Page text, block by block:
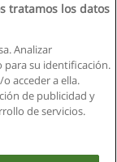
95610580: -
tratamos los datos
Analizar
para su identificación.
acceder a ella.
de publicidad y
de servicios.